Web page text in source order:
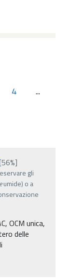
4 ...
gli
umide) o a
OCM unica,
delle